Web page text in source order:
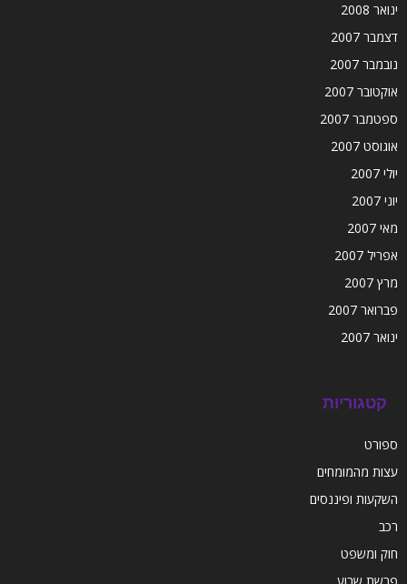
ינואר 2008
דצמבר 2007
נובמבר 2007
אוקטובר 2007
ספטמבר 2007
אוגוסט 2007
יולי 2007
יוני 2007
מאי 2007
אפריל 2007
מרץ 2007
פברואר 2007
ינואר 2007
קטגוריות
ספורט
עצות מהמומחים
השקעות ופיננסים
רכב
חוק ומשפט